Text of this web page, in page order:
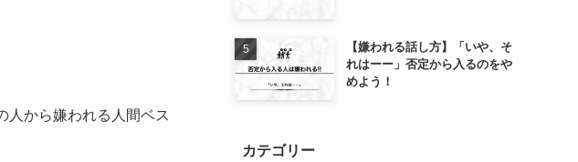
人から嫌われる人間ベス
【嫌われる話し方】「いや、そ
れはーー」否定から入るのをや
めよう！
カテゴリー